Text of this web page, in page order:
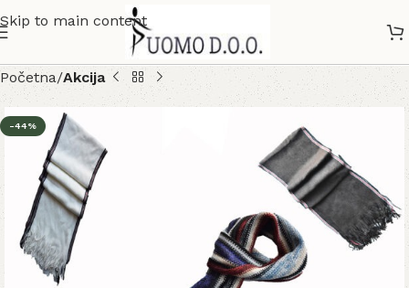
Skip to main content
Početna Akcija
-44%